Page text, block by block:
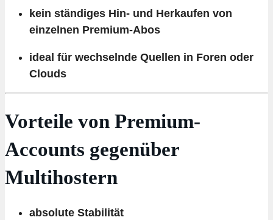
kein ständiges Hin- und Herkaufen von
einzelnen Premium-Abos
ideal für wechselnde Quellen in Foren oder
Clouds
Vorteile von Premium-
Accounts gegenüber
Multihostern
absolute Stabilität